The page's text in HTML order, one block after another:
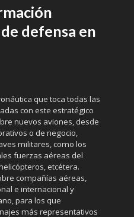
defensa en
que toca todas las
con este estratégico
nuevos aviones, desde
o de negocio,
militares, como los
fuerzas aéreas del
etcétera.
compañías aéreas,
e internacional y
para los que
más representativos